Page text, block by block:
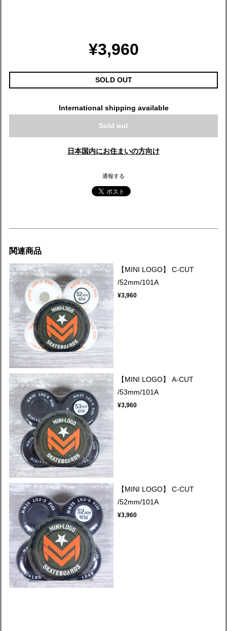
¥3,960
SOLD OUT
International shipping available
Sold out
日本国内にお住まいの方向け
通報する
関連商品
【MINI LOGO】 C-CUT
/52mm/101A
¥3,960
【MINI LOGO】 A-CUT
/53mm/101A
¥3,960
【MINI LOGO】 C-CUT
/52mm/101A
¥3,960